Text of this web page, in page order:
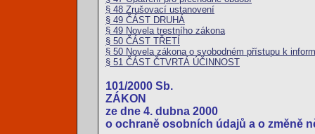
§ 48 Zrušovací ustanovení
§ 49 ČÁST DRUHÁ
§ 49 Novela trestního zákona
§ 50 ČÁST TŘETÍ
§ 50 Novela zákona o svobodném přístupu k
§ 51 ČÁST ČTVRTÁ ÚČINNOST
101/2000 Sb.
ZÁKON
ze dne 4. dubna 2000
o ochraně osobních údajů a o změně